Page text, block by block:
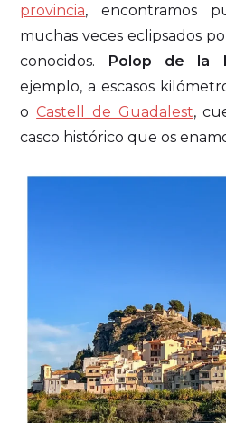
provincia, encontramos
muchas veces eclipsados
conocidos. Polop de la
ejemplo, a escasos
oCastell de Guadalest,
casco histórico que os